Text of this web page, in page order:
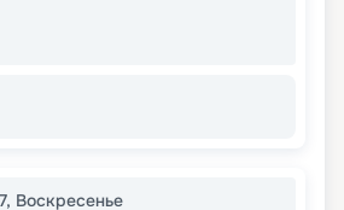
, Воскресенье